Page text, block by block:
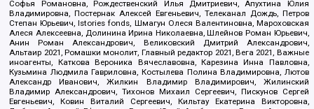
Софья Романовна, Рождественский Илья Дмитриевич, Апухтина Юлия
Владимировна, Постернак Алексей Евгеньевич, Телеканал Дождь, Петров
Степан Юрьевич, Istories fonds, Шмагун Олеся Валентиновна, Мароховская
Алеся Алексеевна, Долинина Ирина Николаевна, Шлейнов Роман Юрьевич,
Анин Роман Александрович, Великовский Дмитрий Александрович,
Альтаир 2021, Ромашки монолит, Главный редактор 2021, Вега 2021, Важные
иноагенты, Каткова Вероника Вячеславовна, Карезина Инна Павловна,
Кузьмина Людмила Гавриловна, Костылева Полина Владимировна, Лютов
Александр Иванович, Жилкин Владимир Владимирович, Жилинский
Владимир Александрович, Тихонов Михаил Сергеевич, Пискунов Сергей
Евгеньевич, Ковин Виталий Сергеевич, Кильтау Екатерина Викторовна,